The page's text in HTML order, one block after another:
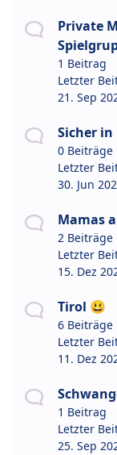
Private
1 Beitrag
Letzter
21. Sep
Sicher
0 Beiträge
Letzter
30. Jun
Mamas
2 Beiträge
Letzter
15. Dez
Tirol 😃
6 Beiträge
Letzter
11. Dez
1 Beitrag
Letzter
25. Sep